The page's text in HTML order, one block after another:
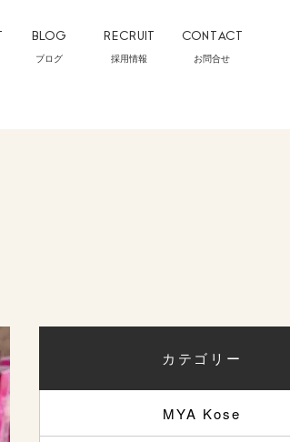
BLOG
ブログ
RECRUIT
採用情報
CONTACT
お問合せ
カテゴリー
MYA Kose